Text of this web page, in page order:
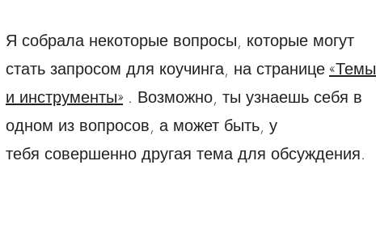
Я собрала некоторые вопросы, которые могут
стать запросом для коучинга, на странице«Темы
и инструменты» . Возможно, ты узнаешь себя в
одном из вопросов, а может быть, у
тебя совершенно другая тема для обсуждения.